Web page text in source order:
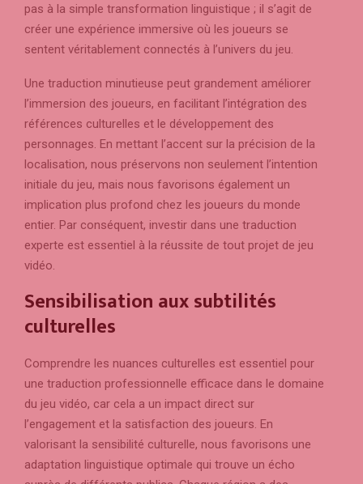
pas à la simple transformation linguistique ; il s’agit de
créer une expérience immersive où les joueurs se
sentent véritablement connectés à l’univers du jeu.
Une traduction minutieuse peut grandement améliorer
l’immersion des joueurs, en facilitant l’intégration des
références culturelles et le développement des
personnages. En mettant l’accent sur la précision de la
localisation, nous préservons non seulement l’intention
initiale du jeu, mais nous favorisons également un
implication plus profond chez les joueurs du monde
entier. Par conséquent, investir dans une traduction
experte est essentiel à la réussite de tout projet de jeu
vidéo.
Sensibilisation aux subtilités
culturelles
Comprendre les nuances culturelles est essentiel pour
une traduction professionnelle efficace dans le domaine
du jeu vidéo, car cela a un impact direct sur
l’engagement et la satisfaction des joueurs. En
valorisant la sensibilité culturelle, nous favorisons une
adaptation linguistique optimale qui trouve un écho